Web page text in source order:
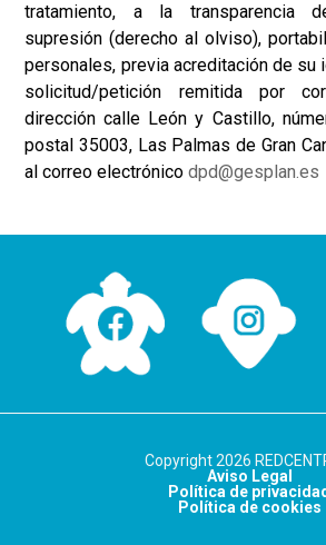
tratamiento, a la transparencia
supresión (derecho al olviso),
personales, previa acreditación de su
solicitud/petición remitida por
dirección calle León y Castillo,
postal 35003, Las Palmas de Gran
al correo electrónicodpd@gesplan.es
Copyright 2026
Aviso Legal
Política de
Política de cookies